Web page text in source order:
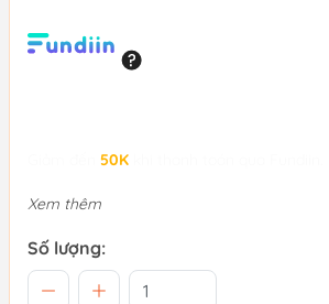
50K
Xem thêm
Số lượng: